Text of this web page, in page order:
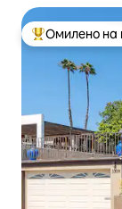
МеѓуОмилено на